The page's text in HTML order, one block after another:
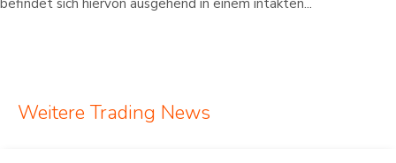
Weitere Trading News